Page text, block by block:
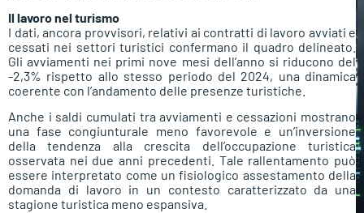
Il lavoro nel turismo
I dati, ancora provvisori, relativi ai contratti di lavoro avviati e
cessati nei settori turistici confermano il quadro delineato.
Gli avviamenti nei primi nove mesi dell’anno si riducono del
-2,3% rispetto allo stesso periodo del 2024, una dinamica
coerente con l’andamento delle presenze turistiche.
Anche i saldi cumulati tra avviamenti e cessazioni mostrano
una fase congiunturale meno favorevole e un’inversione
della tendenza alla crescita dell’occupazione turistica
osservata nei due anni precedenti. Tale rallentamento può
essere interpretato come un fisiologico assestamento della
domanda di lavoro in un contesto caratterizzato da una
stagione turistica meno espansiva.